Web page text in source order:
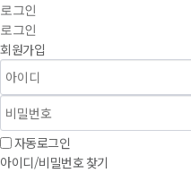
로그인
로그인
회원가입
자동로그인
아이디/비밀번호 찾기